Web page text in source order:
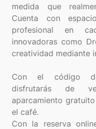
medida que
Cuenta con
profesional en
innovadoras como
creatividad mediante
Con el código
disfrutarás de
aparcamiento
el café.
Con la reserva